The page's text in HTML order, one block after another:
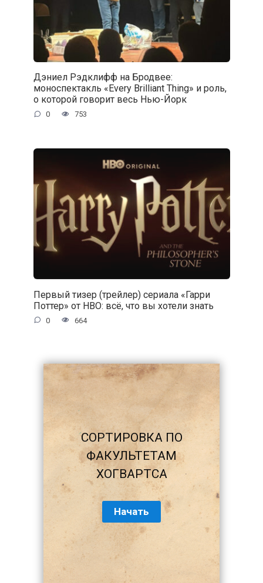
Дэниел Рэдклифф на Бродвее:
моноспектакль «Every Brilliant Thing» и роль,
о которой говорит весь Нью-Йорк
0 753
Первый тизер (трейлер) сериала «Гарри
Поттер» от HBO: всё, что вы хотели знать
0 664
СОРТИРОВКА ПО
ФАКУЛЬТЕТАМ
ХОГВАРТСА